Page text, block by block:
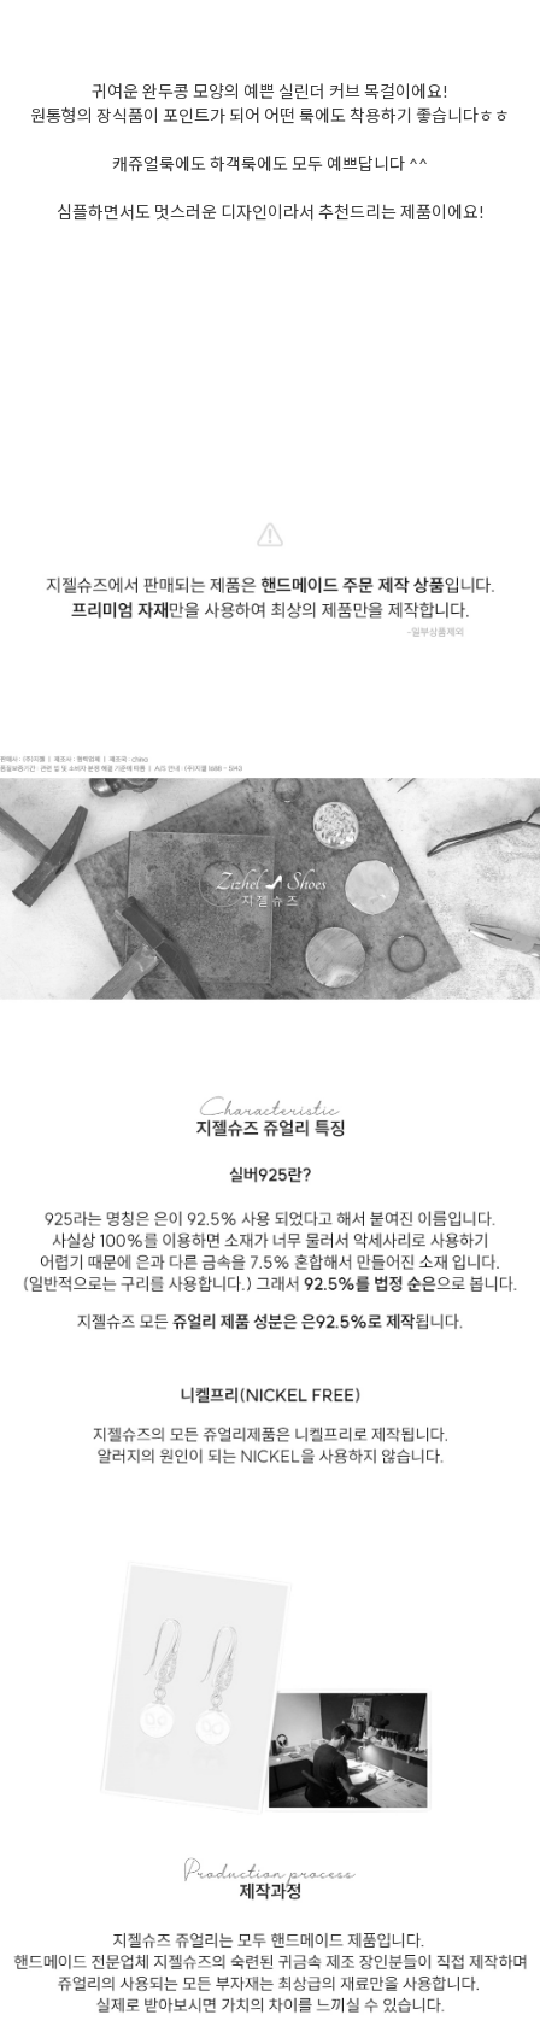
귀여운 완두콩 모양의 예쁜 실린더 커브 목걸이에요!
원통형의 장식품이 포인트가 되어 어떤 룩에도 착용하기 좋습니다ㅎㅎ
캐쥬얼룩에도 하객룩에도 모두 예쁘답니다 ^^
심플하면서도 멋스러운 디자인이라서 추천드리는 제품이에요!